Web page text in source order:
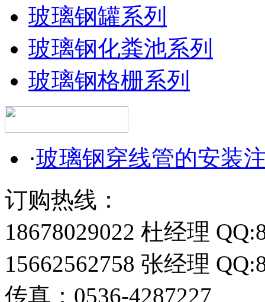
玻璃钢罐系列
玻璃钢化粪池系列
玻璃钢格栅系列
·玻璃钢穿线管的安装
订购热线：
18678029022 杜经理
15662562758 张经理
传真：0536-4287227